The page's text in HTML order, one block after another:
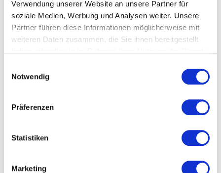
Verwendung unserer Website an unsere Partner für
soziale Medien, Werbung und Analysen weiter. Unsere
Partner führen diese Informationen möglicherweise mit
weiteren Daten zusammen, die Sie ihnen bereitgestellt
Notwendig
Präferenzen
Statistiken
Marketing
Beschreibung